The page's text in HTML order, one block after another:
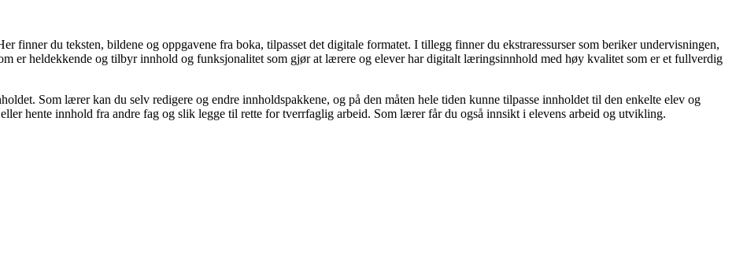
finner du teksten, bildene og oppgavene fra boka, tilpasset det digitale formatet. I tillegg finner du ekstraressurser som beriker undervisningen,
er heldekkende og tilbyr innhold og funksjonalitet som gjør at lærere og elever har digitalt læringsinnhold med høy kvalitet som er et fullverdig
Som lærer kan du selv redigere og endre innholdspakkene, og på den måten hele tiden kunne tilpasse innholdet til den enkelte elev og
hente innhold fra andre fag og slik legge til rette for tverrfaglig arbeid. Som lærer får du også innsikt i elevens arbeid og utvikling.